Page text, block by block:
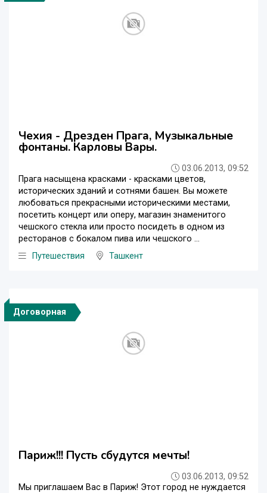
Чехия - Дрезден Прага, Музыкальные
фонтаны. Карловы Вары.
03.06.2013, 09:52
Прага насыщена красками - красками цветов,
исторических зданий и сотнями башен. Вы можете
любоваться прекрасными историческими местами,
посетить концерт или оперу, магазин знаменитого
чешского стекла или просто посидеть в одном из
ресторанов с бокалом пива или чешского ...
Путешествия
Ташкент
Договорная
Париж!!! Пусть сбудутся мечты!
03.06.2013, 09:52
Мы приглашаем Вас в Париж! Этот город не нуждается